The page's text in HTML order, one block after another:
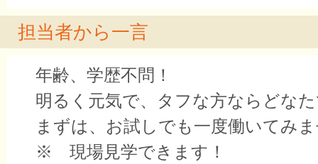
担当者から一言
年齢、学歴不問！
明るく元気で、タフな方ならどな
まずは、お試しでも一度働いてみ
※ 現場見学できます！